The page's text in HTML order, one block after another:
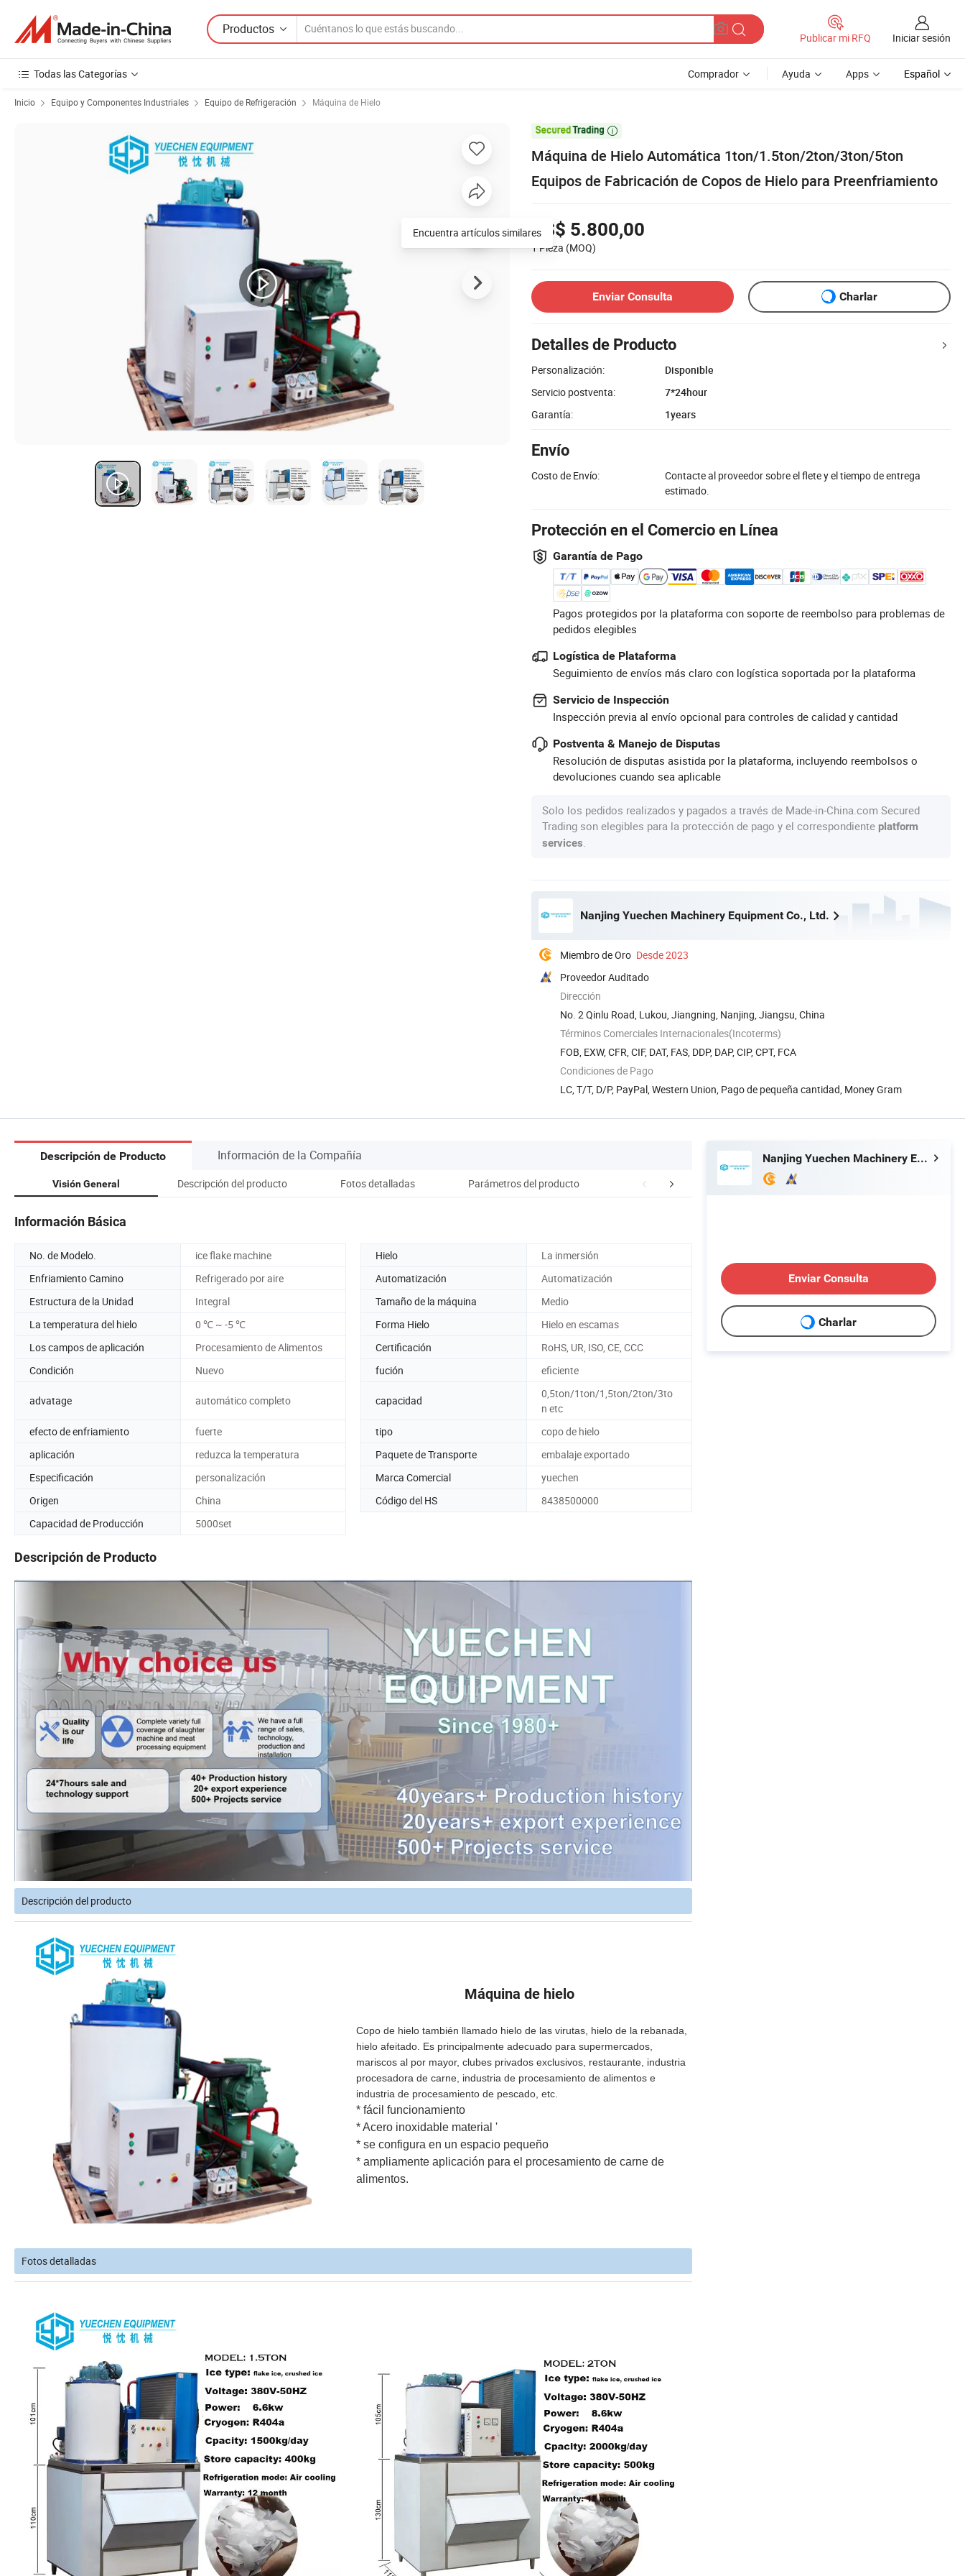
Productos
Publicar mi RFQ Iniciar sesión
Todas las Categorías Comprador Ayuda Apps Español
Inicio Equipo y Componentes Industriales Equipo de Refrigeración Máquina de Hielo

Máquina de Hielo Automática 1ton/1.5ton/2ton/3ton/5ton
Equipos de Fabricación de Copos de Hielo para Preenfriamiento
US$ 5.800,00
1 Pieza (MOQ)
Enviar Consulta Charlar
Detalles de Producto
Personalización:
Disponible
Servicio postventa:
7*24hour
Garantía:
1years
Envío
Costo de Envío:
Contacte al proveedor sobre el flete y el tiempo de entrega
estimado.
Protección en el Comercio en Línea
Garantía de Pago
Pagos protegidos por la plataforma con soporte de reembolso para problemas de
pedidos elegibles
Logística de Plataforma
Seguimiento de envíos más claro con logística soportada por la plataforma
Servicio de Inspección
Inspección previa al envío opcional para controles de calidad y cantidad
Postventa & Manejo de Disputas
Resolución de disputas asistida por la plataforma, incluyendo reembolsos o
devoluciones cuando sea aplicable
Solo los pedidos realizados y pagados a través de Made-in-China.com Secured
Trading son elegibles para la protección de pago y el correspondiente platform
services
Nanjing Yuechen Machinery Equipment Co., Ltd.
Miembro de Oro Desde 2023
Proveedor Auditado
Dirección
No. 2 Qinlu Road, Lukou, Jiangning, Nanjing, Jiangsu, China
Términos Comerciales Internacionales(Incoterms)
FOB, EXW, CFR, CIF, DAT, FAS, DDP, DAP, CIP, CPT, FCA
Condiciones de Pago
LC, T/T, D/P, PayPal, Western Union, Pago de pequeña cantidad, Money Gram
Encuentra artículos similares
Descripción de Producto Información de la Compañía
Visión General Descripción del producto Fotos detalladas Parámetros del producto Rango de aplicación Perfil de la empresa
Información Básica
No. de Modelo. ice flake machine Hielo
La inmersión
Enfriamiento Camino
Refrigerado por aire Automatización
Automatización
Estructura de la Unidad
Integral Tamaño de la máquina
Medio
La temperatura del hielo
0 ℃ ~ -5 ℃ Forma Hielo
Hielo en escamas
Los campos de aplicación
Procesamiento de Alimentos Certificación
RoHS, UR, ISO, CE, CCC
Condición
Nuevo fución eficiente
advatage automático completo capacidad
0,5ton/1ton/1,5ton/2ton/3to
n etc
efecto de enfriamiento
fuerte tipo
copo de hielo
aplicación
reduzca la temperatura Paquete de Transporte
embalaje exportado
Especificación
personalización Marca Comercial
yuechen
Origen
China Código del HS
8438500000
Capacidad de Producción
5000set
Descripción de Producto
Descripción del producto
Máquina de hielo
Copo de hielo también llamado hielo de las virutas, hielo de la rebanada,
hielo afeitado. Es principalmente adecuado para supermercados,
mariscos al por mayor, clubes privados exclusivos, restaurante, industria
procesadora de carne, industria de procesamiento de alimentos e
industria de procesamiento de pescado, etc.
* fácil funcionamiento
* Acero inoxidable material '
* se configura en un espacio pequeño
* ampliamente aplicación para el procesamiento de carne de
alimentos.
Fotos detalladas
Nanjing Yuechen Machinery Equipment Co., Ltd.
Enviar Consulta
Charlar